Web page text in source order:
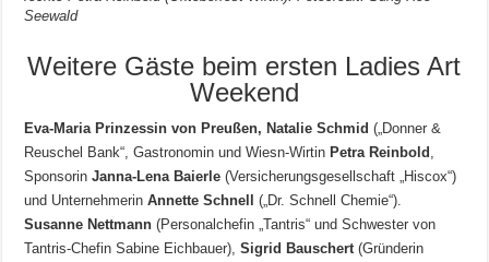
Seewald
Weitere Gäste beim ersten Ladies Art
Weekend
Eva-Maria Prinzessin von Preußen, Natalie Schmid („Donner &
Reuschel Bank“, Gastronomin und Wiesn-WirtinPetra Reinbold
SponsorinJanna-Lena Baierle (Versicherungsgesellschaft „Hiscox“)
und UnternehmerinAnnette Schnell („Dr. Schnell Chemie“).
Susanne Nettmann (Personalchefin „Tantris“ und Schwester von
Tantris-Chefin Sabine Eichbauer),Sigrid Bauschert (Gründerin